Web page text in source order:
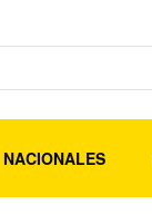
NACIONALES